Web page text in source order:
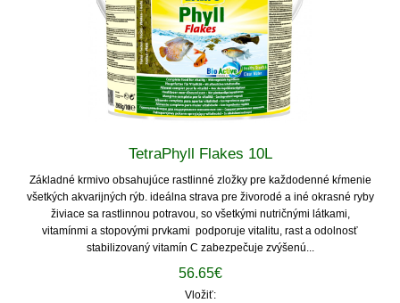
TetraPhyll Flakes 10L
Základné krmivo obsahujúce rastlinné zložky pre každodenné kŕmenie
všetkých akvarijných rýb. ideálna strava pre živorodé a iné okrasné ryby
živiace sa rastlinnou potravou, so všetkými nutričnými látkami,
vitamínmi a stopovými prvkami podporuje vitalitu, rast a odolnosť
stabilizovaný vitamín C zabezpečuje zvýšenú...
56.65€
Vložiť: